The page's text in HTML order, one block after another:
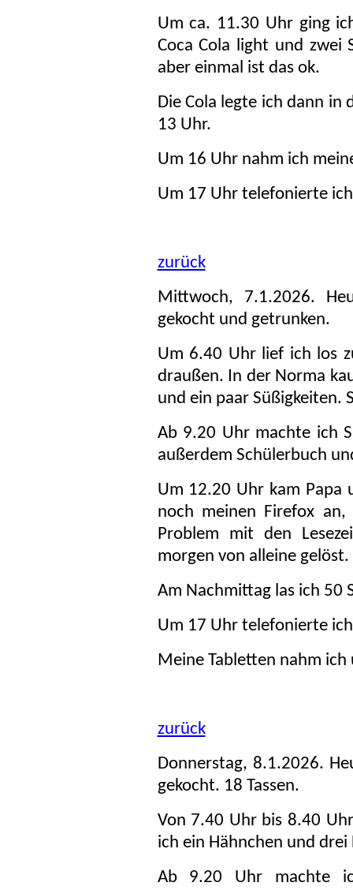
Um ca. 11.30 Uhr ging
Coca Cola light und zwei
aber einmal ist das ok.
Die Cola legte ich dann in
13 Uhr.
Um 16 Uhr nahm ich
Um 17 Uhr telefonierte
zurück
Mittwoch, 7.1.2026.
gekocht und getrunken.
Um 6.40 Uhr lief ich los
draußen. In der Norma
und ein paar Süßigkeiten.
Ab 9.20 Uhr machte ich
außerdem Schülerbuch
Um 12.20 Uhr kam Papa
noch meinen Firefox
Problem mit den
morgen von alleine gelöst.
Am Nachmittag las ich 50
Um 17 Uhr telefonierte
Meine Tabletten nahm ich
zurück
Donnerstag, 8.1.2026.
gekocht. 18 Tassen.
Von 7.40 Uhr bis 8.40
ich ein Hähnchen und drei
Ab 9.20 Uhr machte